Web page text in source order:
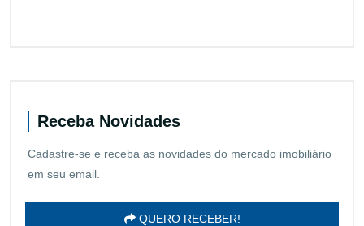
Receba Novidades
Cadastre-se e receba as novidades do mercado imobiliário
em seu email.
QUERO RECEBER!